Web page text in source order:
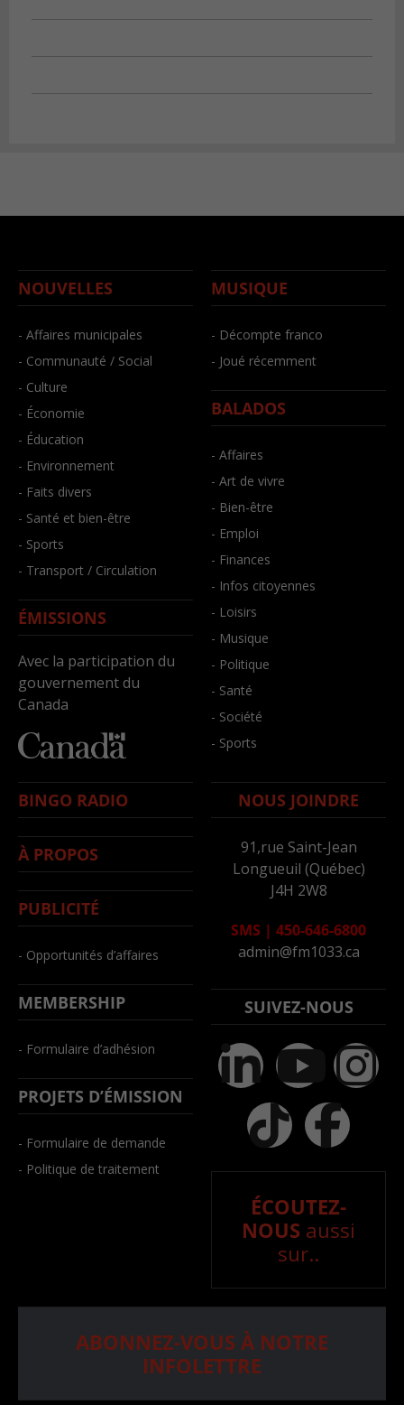
NOUVELLES
- Affaires municipales
- Communauté / Social
- Culture
- Économie
- Éducation
- Environnement
- Faits divers
- Santé et bien-être
- Sports
- Transport / Circulation
ÉMISSIONS
Avec la participation du
gouvernement du
Canada
MUSIQUE
- Décompte franco
- Joué récemment
BALADOS
- Affaires
- Art de vivre
- Bien-être
- Emploi
- Finances
- Infos citoyennes
- Loisirs
- Musique
- Politique
- Santé
- Société
- Sports
BINGO RADIO
À PROPOS
PUBLICITÉ
- Opportunités d’affaires
MEMBERSHIP
- Formulaire d’adhésion
PROJETS D’ÉMISSION
- Formulaire de demande
- Politique de traitement
NOUS JOINDRE
91,rue Saint-Jean
Longueuil (Québec)
J4H 2W8
SMS | 450-646-6800
admin@fm1033.ca
SUIVEZ-NOUS
ÉCOUTEZ-
NOUS aussi
sur..
ABONNEZ-VOUS À NOTRE
INFOLETTRE